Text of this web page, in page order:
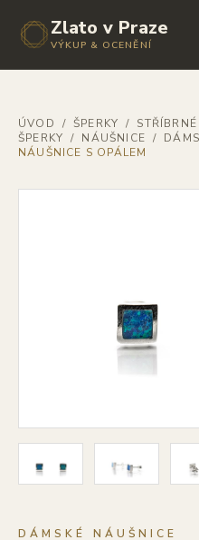
Zlato v Praze
VÝKUP & OCENĚNÍ
ÚVOD / ŠPERKY / STŘÍBRNÉ
ŠPERKY / NÁUŠNICE /
NÁUŠNICE S OPÁLEM
DÁMSKÉ NÁUŠNICE